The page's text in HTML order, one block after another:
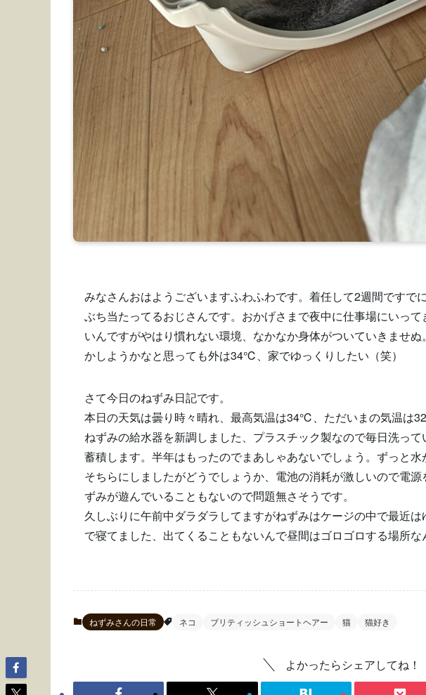
みなさんおはようございますふわふわです。着任して2週間ですで
ぶち当たってるおじさんです。おかげさまで夜中に仕事場にいっ
いんですがやはり慣れない環境、なかなか身体がついていきませ
かしようかなと思っても外は34℃、家でゆっくりしたい（笑）
さて今日のねずみ日記です。
本日の天気は曇り時々晴れ、最高気温は34℃、ただいまの気温は
ねずみの給水器を新調しました、プラスチック製なので毎日洗っ
蓄積します。半年はもったのでまあしゃあないでしょう。ずっと
そちらにしましたがどうでしょうか、電池の消耗が激しいので電
ずみが遊んでいることもないので問題無さそうです。
久しぶりに午前中ダラダラしてますがねずみはケージの中で最近
で寝てました、出てくることもないんで昼間はゴロゴロする場所な
ねずみさんの日常 ネコ ブリティッシュショートヘアー 猫 猫好き
よかったらシェアしてね！